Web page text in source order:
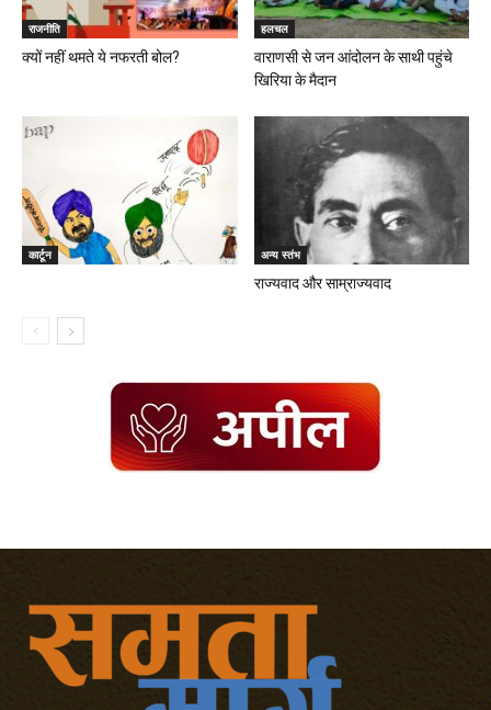
राजनीति
क्यों नहीं थमते ये नफरती बोल?
हलचल
वाराणसी से जन आंदोलन के साथी पहुंचे
खिरिया के मैदान
कार्टून अन्य स्तंभ
राज्यवाद और साम्राज्यवाद